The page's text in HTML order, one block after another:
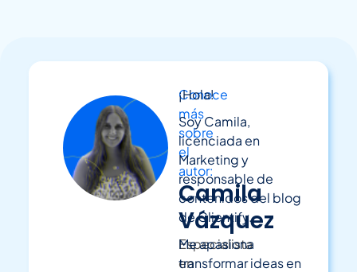
Conoce
más
sobre
el
autor:
Camila
Vázquez
Especialista
en
¡Hola!
Soy Camila,
licenciada en
Marketing y
responsable de
contenidos del blog
de Clientify.
Me apasiona
transformar ideas en